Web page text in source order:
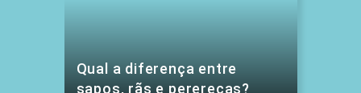
Qual a diferença entre
sapos, rãs e pererecas?